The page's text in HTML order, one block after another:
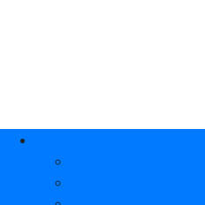
메인 메뉴